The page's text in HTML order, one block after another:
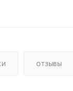
ОТЗЫВЫ